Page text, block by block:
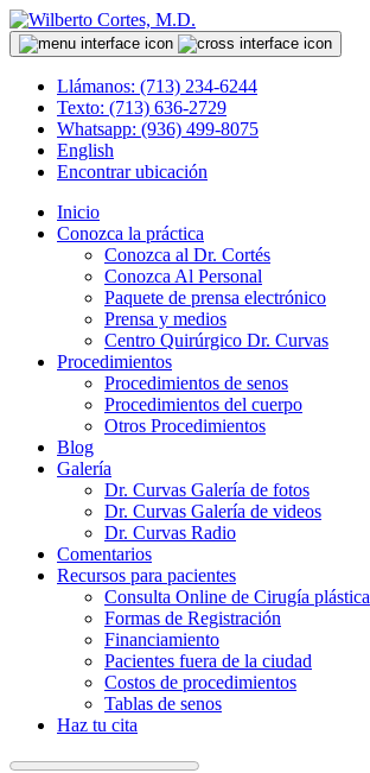
Llámanos: (713) 234-6244
Texto: (713) 636-2729
Whatsapp: (936) 499-8075
English
Encontrar ubicación
Inicio
Conozca la práctica
Conozca al Dr. Cortés
Conozca Al Personal
Paquete de prensa electrónico
Prensa y medios
Centro Quirúrgico Dr. Curvas
Procedimientos
Procedimientos de senos
Procedimientos del cuerpo
Otros Procedimientos
Blog
Galería
Dr. Curvas Galería de fotos
Dr. Curvas Galería de videos
Dr. Curvas Radio
Comentarios
Recursos para pacientes
Consulta Online de Cirugía plástica
Formas de Registración
Financiamiento
Pacientes fuera de la ciudad
Costos de procedimientos
Tablas de senos
Haz tu cita